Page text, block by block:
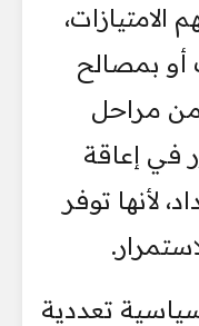
أو بمصالح
مراحل
في إعاقة
لأنها توفر
تعددية